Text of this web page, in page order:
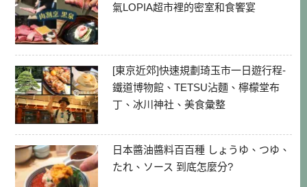
氣LOPIA超市裡的密室和食饗宴
[東京近郊]快速規劃琦玉市一日遊行程-
鐵道博物館、TETSU沾麵、檸檬堂布
丁、冰川神社、美食彙整
日本醬油醬料百百種 しょうゆ、つゆ、
たれ、ソース 到底怎麼分?